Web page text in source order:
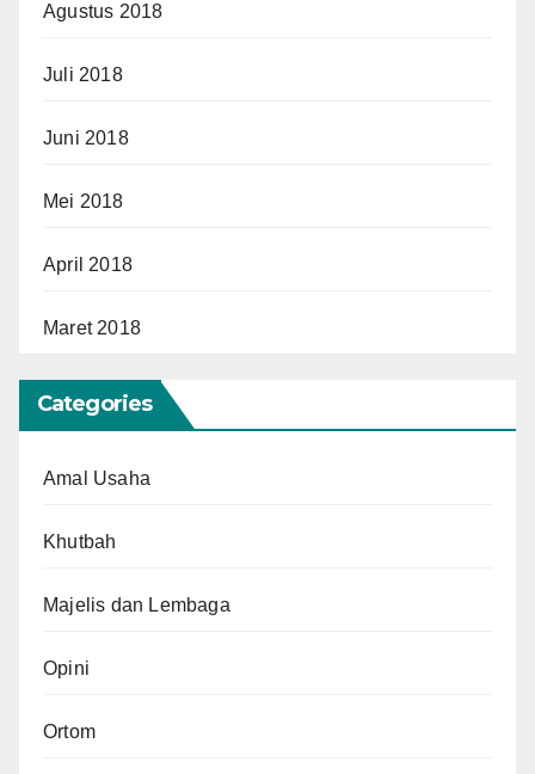
Agustus 2018
Juli 2018
Juni 2018
Mei 2018
April 2018
Maret 2018
Categories
Amal Usaha
Khutbah
Majelis dan Lembaga
Opini
Ortom